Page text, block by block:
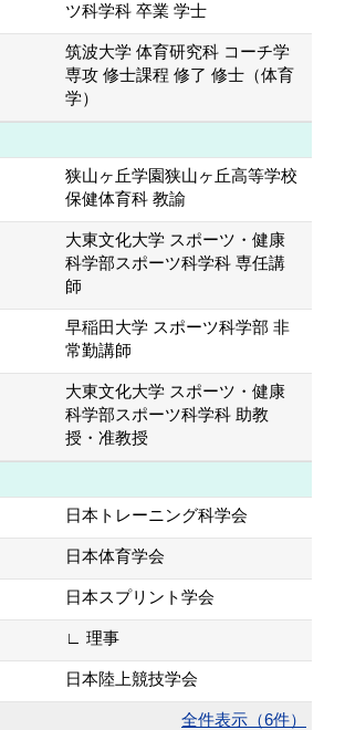
ツ科学科 卒業 学士
筑波大学 体育研究科 コーチ学
専攻 修士課程 修了 修士（体育
学）
狭山ヶ丘学園狭山ヶ丘高等学校
保健体育科 教諭
大東文化大学 スポーツ・健康
科学部スポーツ科学科 専任講
師
早稲田大学 スポーツ科学部 非
常勤講師
大東文化大学 スポーツ・健康
科学部スポーツ科学科 助教
授・准教授
日本トレーニング科学会
日本体育学会
日本スプリント学会
∟ 理事
日本陸上競技学会
全件表示（6件）